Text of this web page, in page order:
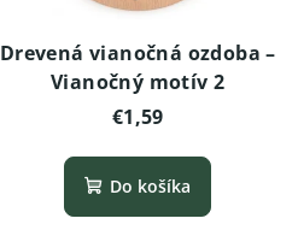
Drevená vianočná ozdoba –
Vianočný motív 2
€1,59
Do košíka